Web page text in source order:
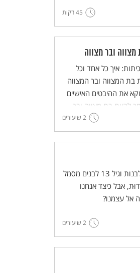
ולהכיר את הדרכים
הדמיון וההבדל בינם
45 דקות
מצווה ובר מצווה
איך כל אחד וכל
בת המצווה ובר המצווה
את ההיבטים האישיים
להיות בת מצווה ובר
2 שיעורים
אנחנו יודעים שגיל 12 לבנות וגיל 13 לבנים מסמל
אבל כיצד אנחנו
אל עצמנו?
2 שיעורים